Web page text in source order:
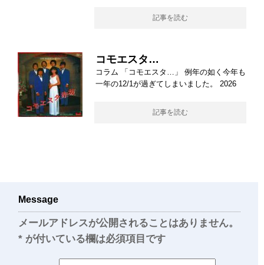
記事を読む
コモエスタ…
コラム 「コモエスタ…」 例年の如く今年も
一年の12/1が過ぎてしまいました。 2026
記事を読む
Message
メールアドレスが公開されることはありません。
* が付いている欄は必須項目です